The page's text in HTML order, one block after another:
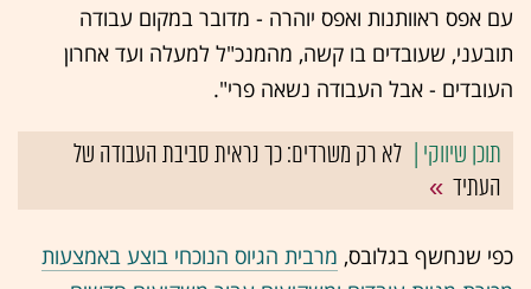
עם אפס ראוותנות ואפס יוהרה - מדובר במקום עבודה
תובעני, שעובדים בו קשה, מהמנכ"ל למעלה ועד אחרון
העובדים - אבל העבודה נשאה פרי".
לא רק משרדים: כך נראית סביבת העבודה של
העתיד
כפי שנחשף בגלובס, מרבית הגיוס הנוכחי בוצע באמצעות